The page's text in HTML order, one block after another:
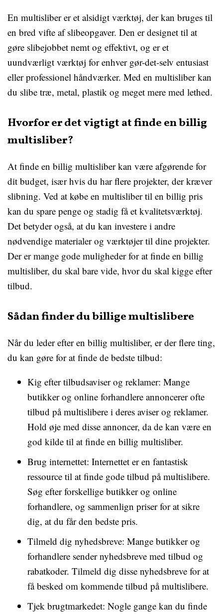
En multisliber er et alsidigt værktøj, der kan bruges til
en bred vifte af slibeopgaver. Den er designet til at
gøre slibejobbet nemt og effektivt, og er et
uundværligt værktøj for enhver gør-det-selv entusiast
eller professionel håndværker. Med en multisliber kan
du slibe træ, metal, plastik og meget mere med lethed.
Hvorfor er det vigtigt at finde en billig
multisliber?
At finde en billig multisliber kan være afgørende for
dit budget, især hvis du har flere projekter, der kræver
slibning. Ved at købe en multisliber til en billig pris
kan du spare penge og stadig få et kvalitetsværktøj.
Det betyder også, at du kan investere i andre
nødvendige materialer og værktøjer til dine projekter.
Der er mange gode muligheder for at finde en billig
multisliber, du skal bare vide, hvor du skal kigge efter
tilbud.
Sådan finder du billige multislibere
Når du leder efter en billig multisliber, er der flere ting,
du kan gøre for at finde de bedste tilbud:
Kig efter tilbudsaviser og reklamer: Mange
butikker og online forhandlere annoncerer ofte
tilbud på multislibere i deres aviser og reklamer.
Hold øje med disse annoncer, da de kan være en
god kilde til at finde en billig multisliber.
Brug internettet: Internettet er en fantastisk
ressource til at finde gode tilbud på multislibere.
Søg efter forskellige butikker og online
forhandlere, og sammenlign priser for at sikre
dig, at du får den bedste pris.
Tilmeld dig nyhedsbreve: Mange butikker og
forhandlere sender nyhedsbreve med tilbud og
rabatkoder. Tilmeld dig disse nyhedsbreve for at
få besked om kommende tilbud på multislibere.
Tjek brugtmarkedet: Nogle gange kan du finde